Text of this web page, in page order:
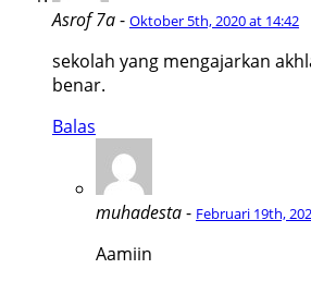
Asrof 7a- Oktober 5th, 2020 at 14:42
sekolah yang mengajarkan
benar.
Balas
muhadesta- Februari 19th,
Aamiin